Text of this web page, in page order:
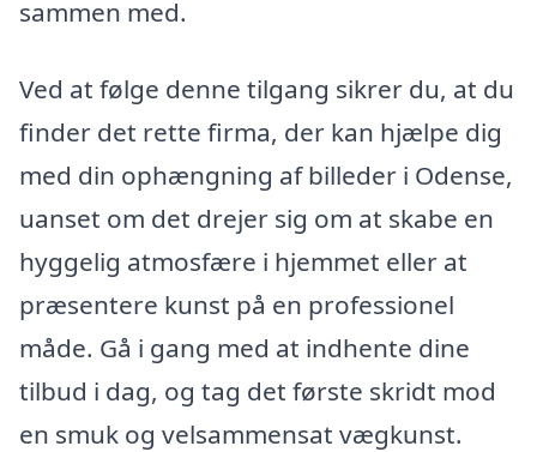
sammen med.
Ved at følge denne tilgang sikrer du, at du
finder det rette firma, der kan hjælpe dig
med din ophængning af billeder i Odense,
uanset om det drejer sig om at skabe en
hyggelig atmosfære i hjemmet eller at
præsentere kunst på en professionel
måde. Gå i gang med at indhente dine
tilbud i dag, og tag det første skridt mod
en smuk og velsammensat vægkunst.